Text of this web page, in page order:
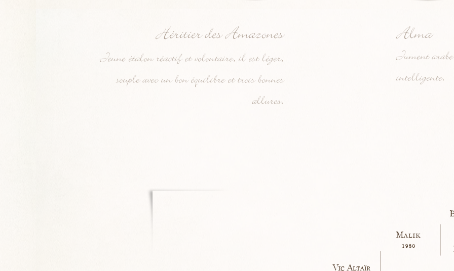
Alma
Jument
intelligente.
Héritier des Amazones
Jeune étalon réactif et volontaire, il est léger,
souple avec un bon équilibre et trois bonnes
allures.
Vic Altaïr
Malik
1980